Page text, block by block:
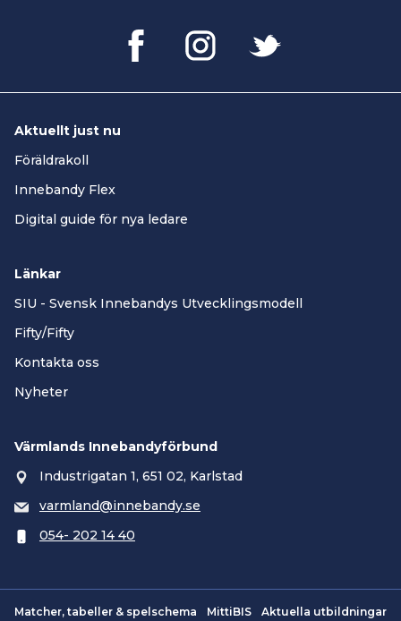
Aktuellt just nu
Föräldrakoll
Innebandy Flex
Digital guide för nya ledare
Länkar
SIU - Svensk Innebandys Utvecklingsmodell
Fifty/Fifty
Kontakta oss
Nyheter
Värmlands Innebandyförbund
Industrigatan 1, 651 02, Karlstad
varmland@innebandy.se
054- 202 14 40
Matcher, tabeller & spelschema MittiBIS Aktuella utbildningar